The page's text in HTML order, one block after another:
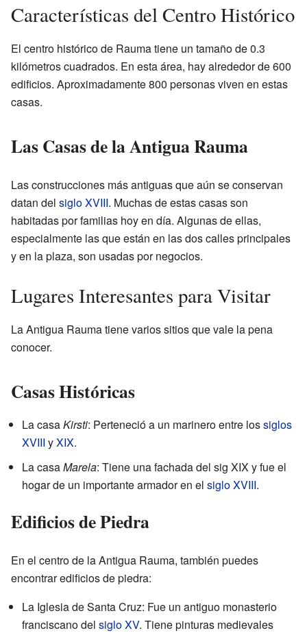
Características del Centro Histórico
El centro histórico de Rauma tiene un tamaño de 0.3
kilómetros cuadrados. En esta área, hay alrededor de 600
edificios. Aproximadamente 800 personas viven en estas
casas.
Las Casas de la Antigua Rauma
Las construcciones más antiguas que aún se conservan
datan del siglo XVIII. Muchas de estas casas son
habitadas por familias hoy en día. Algunas de ellas,
especialmente las que están en las dos calles principales
y en la plaza, son usadas por negocios.
Lugares Interesantes para Visitar
La Antigua Rauma tiene varios sitios que vale la pena
conocer.
Casas Históricas
La casaKirsti: Perteneció a un marinero entre lossiglos
XVIII yXIX.
La casaMarela: Tiene una fachada del sig XIX y fue el
hogar de un importante armador en el siglo XVIII.
Edificios de Piedra
En el centro de la Antigua Rauma, también puedes
encontrar edificios de piedra:
La Iglesia de Santa Cruz: Fue un antiguo monasterio
franciscano del siglo XV. Tiene pinturas medievales